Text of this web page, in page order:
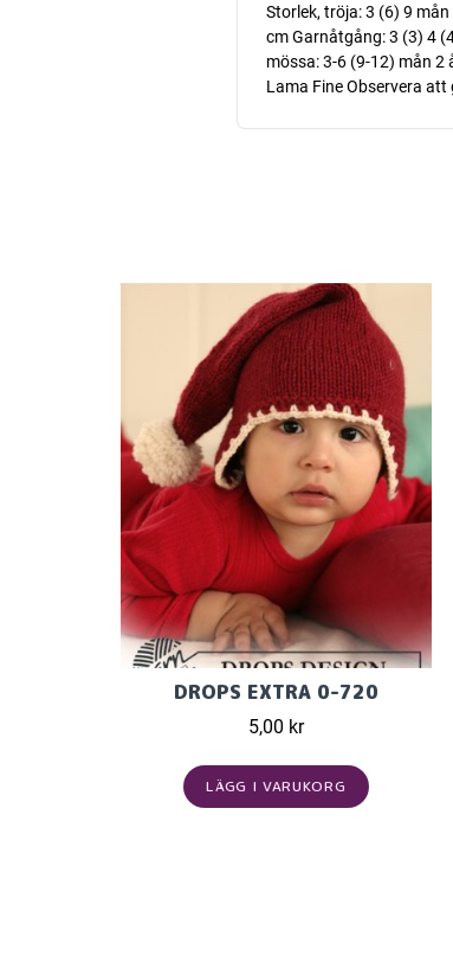
Storlek, tröja: 3 (6) 9
cm Garnåtgång: 3 (3) 4
mössa: 3-6 (9-12) mån
Lama Fine Observera
DROPS EXTRA 0-720
5,00 kr
LÄGG I VARUKORG